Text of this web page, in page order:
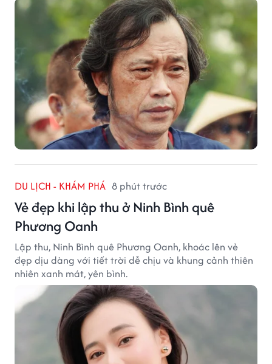
DU LỊCH - KHÁM PHÁ 8 phút trước
Vẻ đẹp khi lập thu ở Ninh Bình quê
Phương Oanh
Lập thu, Ninh Bình quê Phương Oanh, khoác lên vẻ
đẹp dịu dàng với tiết trời dễ chịu và khung cảnh thiên
nhiên xanh mát, yên bình.